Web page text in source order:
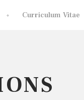
Curriculum Vitae